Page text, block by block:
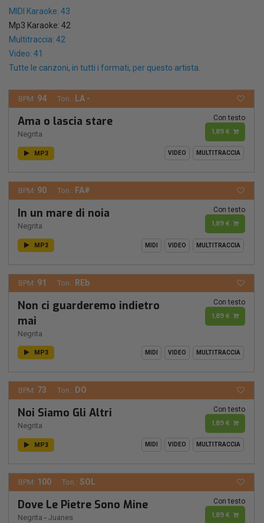
MIDI Karaoke: 43
Mp3 Karaoke: 42
Multitraccia: 42
Video: 41
Tutte le canzoni, in tutti i formati, per questo artista.
BPM: 94 Ton.: LA -
Ama o lascia stare
Negrita
Con testo
1,89 €
MP3 VIDEO MULTITRACCIA
BPM: 90 Ton.: FA#
In un mare di noia
Negrita
Con testo
1,89 €
MP3 MIDI VIDEO MULTITRACCIA
BPM: 91 Ton.: REb
Non ci guarderemo indietro
mai
Negrita
Con testo
1,89 €
MP3 MIDI VIDEO MULTITRACCIA
BPM: 73 Ton.: DO
Noi Siamo Gli Altri
Negrita
Con testo
1,89 €
MP3 MIDI VIDEO MULTITRACCIA
BPM: 100 Ton.: SOL
Dove Le Pietre Sono Mine
Negrita - Juanes
Con testo
1,89 €